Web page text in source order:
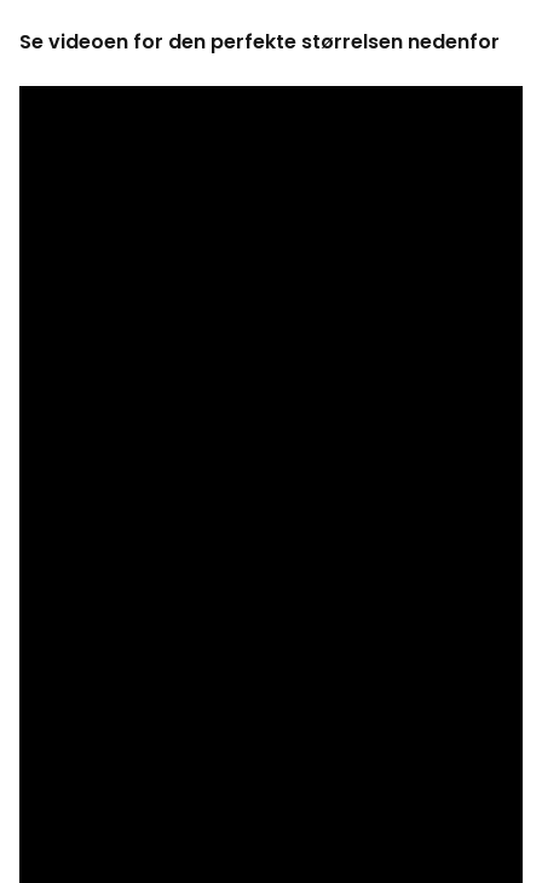
Se videoen for den perfekte størrelsen nedenfor